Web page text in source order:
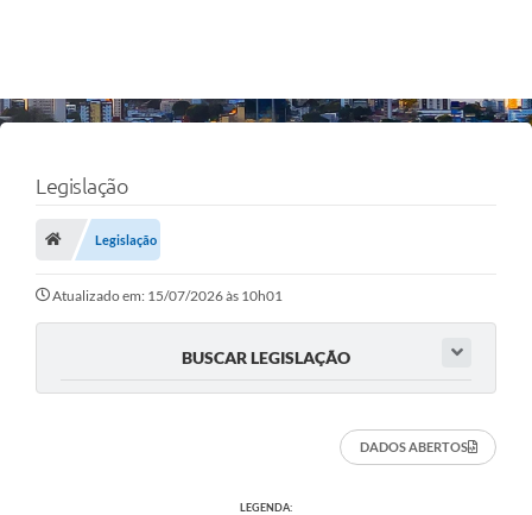
Legislação
Legislação
Atualizado em: 15/07/2026 às 10h01
BUSCAR LEGISLAÇÃO
DADOS ABERTOS
LEGENDA: